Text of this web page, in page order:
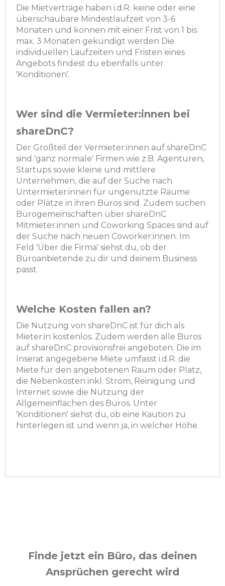
Die Mietverträge haben i.d.R. keine oder eine
überschaubare Mindestlaufzeit von 3-6
Monaten und können mit einer Frist von 1 bis
max. 3 Monaten gekündigt werden Die
individuellen Laufzeiten und Fristen eines
Angebots findest du ebenfalls unter
'Konditionen'.
Wer sind die Vermieter:innen bei
shareDnC?
Der Großteil der Vermieter:innen auf shareDnC
sind 'ganz normale' Firmen wie z.B. Agenturen,
Startups sowie kleine und mittlere
Unternehmen, die auf der Suche nach
Untermieter:innen für ungenutzte Räume
oder Plätze in ihren Büros sind. Zudem suchen
Bürogemeinschaften über shareDnC
Mitmieter:innen und Coworking Spaces sind auf
der Suche nach neuen Coworker:innen. Im
Feld 'Über die Firma' siehst du, ob der
Büroanbietende zu dir und deinem Business
passt.
Welche Kosten fallen an?
Die Nutzung von shareDnC ist für dich als
Mieter:in kostenlos. Zudem werden alle Büros
auf shareDnC provisionsfrei angeboten. Die im
Inserat angegebene Miete umfasst i.d.R. die
Miete für den angebotenen Raum oder Platz,
die Nebenkosten inkl. Strom, Reinigung und
Internet sowie die Nutzung der
Allgemeinflächen des Büros. Unter
'Konditionen' siehst du, ob eine Kaution zu
hinterlegen ist und wenn ja, in welcher Höhe.
Finde jetzt ein Büro, das deinen
Ansprüchen gerecht wird